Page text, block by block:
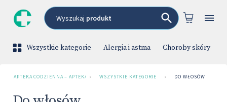
Wyszukaj produkt
Wszystkie kategorie Alergia i astma Choroby skóry
APTEKA CODZIENNA – APTEKA INTERNETOWA
› WSZYSTKIE KATEGORIE › DO WŁOSÓW